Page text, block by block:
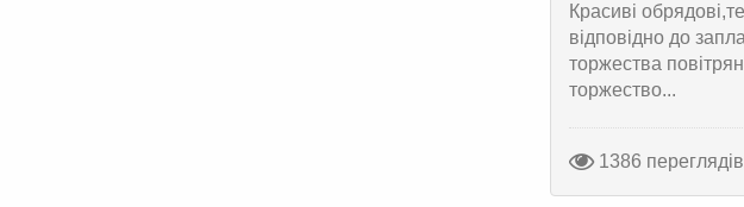
Красиві
відповідно до
торжества
торжество...
1386 переглядів